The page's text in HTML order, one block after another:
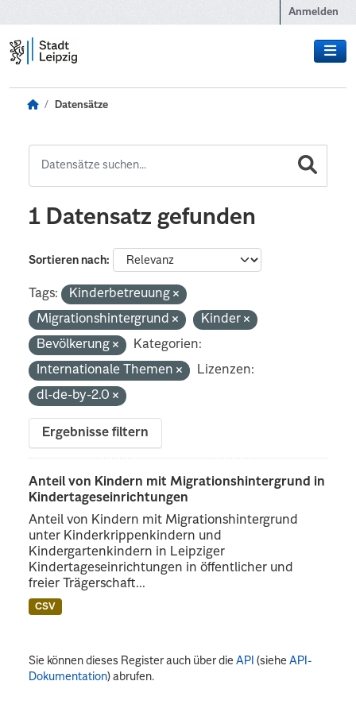
Anmelden
Datensätze
1 Datensatz gefunden
Sortieren nach
Tags:
Kinderbetreuung
Migrationshintergrund
Kinder
Bevölkerung
Kategorien:
Internationale Themen
Lizenzen:
dl-de-by-2.0
Ergebnisse filtern
Anteil von Kindern mit Migrationshintergrund in
Kindertageseinrichtungen
Anteil von Kindern mit Migrationshintergrund
unter Kinderkrippenkindern und
Kindergartenkindern in Leipziger
Kindertageseinrichtungen in öffentlicher und
freier Trägerschaft...
CSV
Sie können dieses Register auch über dieAPI (sieheAPI-
Dokumentation) abrufen.